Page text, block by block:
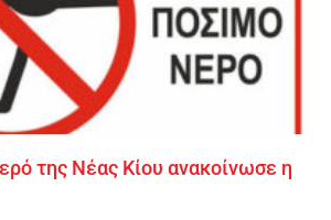
της Νέας Κίου ανακοίνωσε η